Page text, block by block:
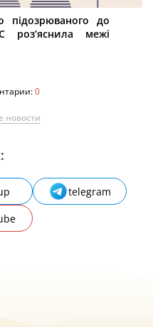
підозрюваного до
межі
0
новости
telegram